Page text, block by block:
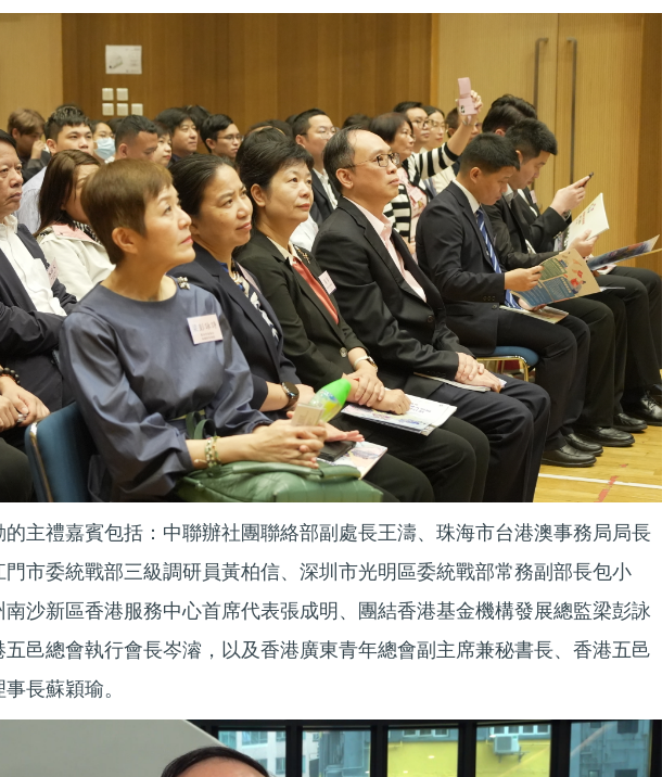
的主禮嘉賓包括：中聯辦社團聯絡部副處長王濤、珠海市台港澳事務局局長
門市委統戰部三級調研員黃柏信、深圳市光明區委統戰部常務副部長包小
南沙新區香港服務中心首席代表張成明、團結香港基金機構發展總監梁彭詠
五邑總會執行會長岑濬，以及香港廣東青年總會副主席兼秘書長、香港五邑
長蘇穎瑜。